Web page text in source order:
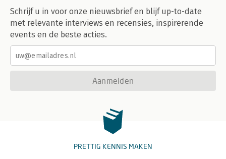
Schrijf u in voor onze nieuwsbrief en blijf up-to-date
met relevante interviews en recensies, inspirerende
events en de beste acties.
Aanmelden
PRETTIG KENNIS MAKEN